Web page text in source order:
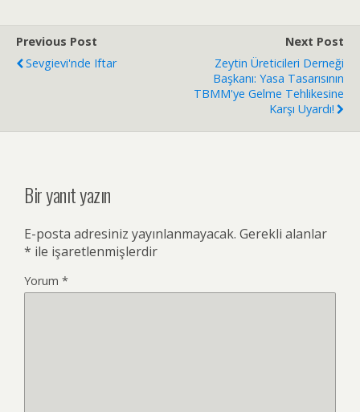
Previous Post
Sevgievi'nde Iftar
Next Post
Zeytin Üreticileri Derneği
Başkanı: Yasa Tasarısının
TBMM'ye Gelme Tehlikesine
Karşı Uyardı!
Bir yanıt yazın
E-posta adresiniz yayınlanmayacak. Gerekli alanlar
* ile işaretlenmişlerdir
Yorum *